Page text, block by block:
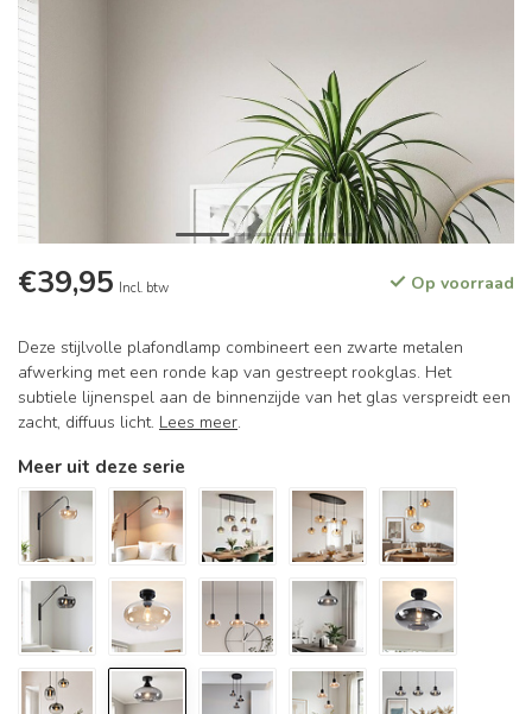
€39,95 Incl. btw Op voorraad
Deze stijlvolle plafondlamp combineert een zwarte metalen
afwerking met een ronde kap van gestreept rookglas. Het
subtiele lijnenspel aan de binnenzijde van het glas verspreidt een
zacht, diffuus licht. Lees meer.
Meer uit deze serie